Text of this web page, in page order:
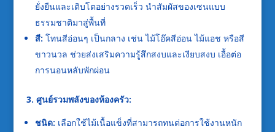
ยั่งยืนและเติบโตอย่างรวดเร็ว นำสัมผัสของเซนแบบ
ธรรมชาติมาสู่พื้นที่
สี: โทนสีอ่อนๆ เป็นกลาง เช่น ไม้โอ๊คสีอ่อน ไม้แอช หรือสี
ขาวนวล ช่วยส่งเสริมความรู้สึกสงบและเงียบสงบ เอื้อต่อ
การนอนหลับพักผ่อน
3. ศูนย์รวมพลังของห้องครัว:
ชนิด: เลือกใช้ไม้เนื้อแข็งที่สามารถทนต่อการใช้งานหนัก